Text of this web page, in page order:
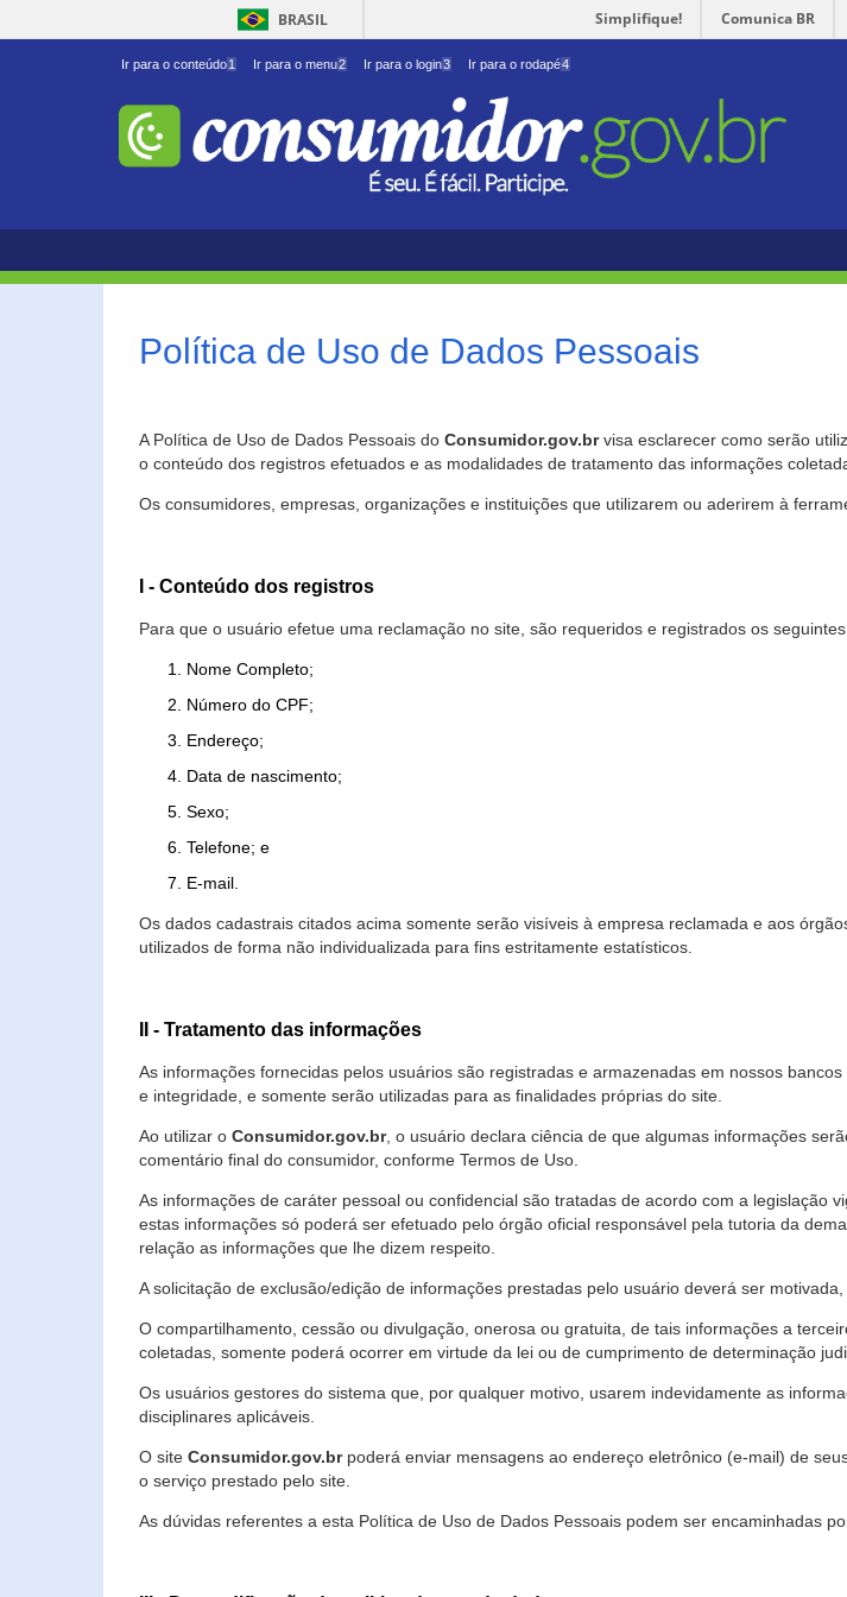
BRASIL Simplifique! Comunica BR
Ir para o conteúdo1 Ir para o menu2 Ir para o login3 Ir para o rodapé4
Política de Uso de Dados Pessoais
A Política de Uso de Dados Pessoais do Consumidor.gov.brvisa esclarecer como serão
o conteúdo dos registros efetuados e as modalidades de tratamento das informações
Os consumidores, empresas, organizações e instituições que utilizarem ou aderirem à
I - Conteúdo dos registros
Para que o usuário efetue uma reclamação no site, são requeridos e registrados os
Nome Completo;
Número do CPF;
Endereço;
Data de nascimento;
Sexo;
Telefone; e
E-mail.
Os dados cadastrais citados acima somente serão visíveis à empresa reclamada e aos
utilizados de forma não individualizada para fins estritamente estatísticos.
II - Tratamento das informações
As informações fornecidas pelos usuários são registradas e armazenadas em nossos
e integridade, e somente serão utilizadas para as finalidades próprias do site.
Ao utilizar o Consumidor.gov.br, o usuário declara ciência de que algumas informações
comentário final do consumidor, conforme Termos de Uso.
As informações de caráter pessoal ou confidencial são tratadas de acordo com a legislação
estas informações só poderá ser efetuado pelo órgão oficial responsável pela tutoria da
relação as informações que lhe dizem respeito.
A solicitação de exclusão/edição de informações prestadas pelo usuário deverá ser
O compartilhamento, cessão ou divulgação, onerosa ou gratuita, de tais informações a
coletadas, somente poderá ocorrer em virtude da lei ou de cumprimento de determinação
Os usuários gestores do sistema que, por qualquer motivo, usarem indevidamente as
disciplinares aplicáveis.
O site Consumidor.gov.brpoderá enviar mensagens ao endereço eletrônico (e-mail) de
o serviço prestado pelo site.
As dúvidas referentes a esta Política de Uso de Dados Pessoais podem ser encaminhadas